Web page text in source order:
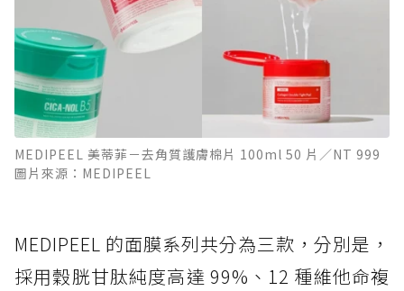
MEDIPEEL 美蒂菲－去角質護膚棉片 100ml 50 片／NT 999
圖片來源：MEDIPEEL
MEDIPEEL 的面膜系列共分為三款，分別是，
採用穀胱甘肽純度高達 99%、12 種維他命複